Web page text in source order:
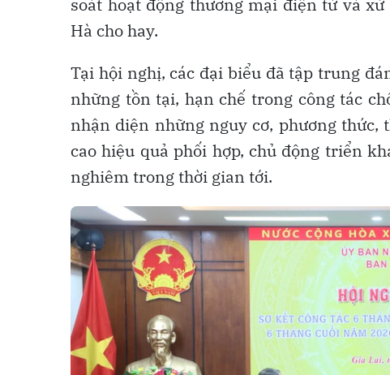
Hà cho hay.
Tại hội nghị, các đại biểu đã tập trung
những tồn tại, hạn chế trong công tác
nhận diện những nguy cơ, phương thức,
cao hiệu quả phối hợp, chủ động triển
nghiêm trong thời gian tới.